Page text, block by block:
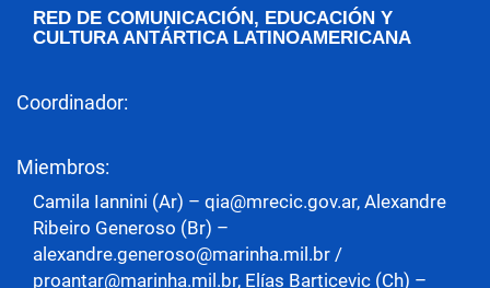
RED DE COMUNICACIÓN, EDUCACIÓN Y
CULTURA ANTÁRTICA LATINOAMERICANA
Coordinador:
Miembros:
Camila Iannini (Ar) – qia@mrecic.gov.ar, Alexandre
Ribeiro Generoso (Br) –
alexandre.generoso@marinha.mil.br /
proantar@marinha.mil.br, Elías Barticevic (Ch) –